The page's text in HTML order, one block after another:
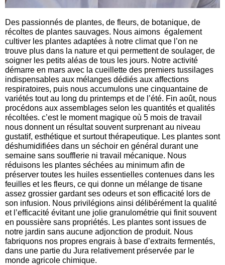
Des passionnés de plantes, de fleurs, de botanique, de
récoltes de plantes sauvages. Nous aimons également
cultiver les plantes adaptées à notre climat que l’on ne
trouve plus dans la nature et qui permettent de soulager, de
soigner les petits aléas de tous les jours. Notre activité
démarre en mars avec la cueillette des premiers tussilages
indispensables aux mélanges dédiés aux affections
respiratoires, puis nous accumulons une cinquantaine de
variétés tout au long du printemps et de l’été. Fin août, nous
procédons aux assemblages selon les quantités et qualités
récoltées. c’est le moment magique où 5 mois de travail
nous donnent un résultat souvent surprenant au niveau
gustatif, esthétique et surtout thérapeutique. Les plantes sont
déshumidifiées dans un séchoir en général durant une
semaine sans soufflerie ni travail mécanique. Nous
réduisons les plantes séchées au minimum afin de
préserver toutes les huiles essentielles contenues dans les
feuilles et les fleurs, ce qui donne un mélange de tisane
assez grossier gardant ses odeurs et son efficacité lors de
son infusion. Nous privilégions ainsi délibérément la qualité
et l’efficacité évitant une jolie granulométrie qui finit souvent
en poussière sans propriétés. Les plantes sont issues de
notre jardin sans aucune adjonction de produit. Nous
fabriquons nos propres engrais à base d’extraits fermentés,
dans une partie du Jura relativement préservée par le
monde agricole chimique.